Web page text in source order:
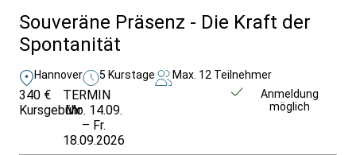
Souveräne Präsenz - Die Kraft der
Spontanität
Hannover 5 Kurstage Max. 12 Teilnehmer
340 €
Kursgebühr
TERMIN
Mo. 14.09.
– Fr.
18.09.2026
Anmeldung
möglich